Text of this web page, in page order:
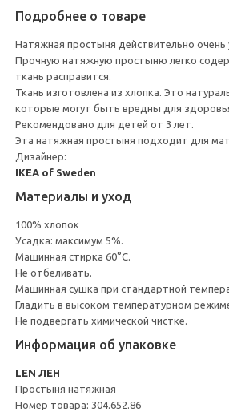
Подробнее о товаре
Натяжная простыня действительно очень
Прочную натяжную простыню легко
ткань расправится.
Ткань изготовлена из хлопка. Это
которые могут быть вредны для
Рекомендовано для детей от 3 лет.
Эта натяжная простыня подходит для
Дизайнер:
IKEA of Sweden
Материалы и уход
100% хлопок
Усадка: максимум 5%.
Машинная стирка 60°С.
Не отбеливать.
Машинная сушка при стандартной
Гладить в высоком температурном
Не подвергать химической чистке.
Информация об упаковке
LEN ЛЕН
Простыня натяжная
Номер товара: 304.652.86